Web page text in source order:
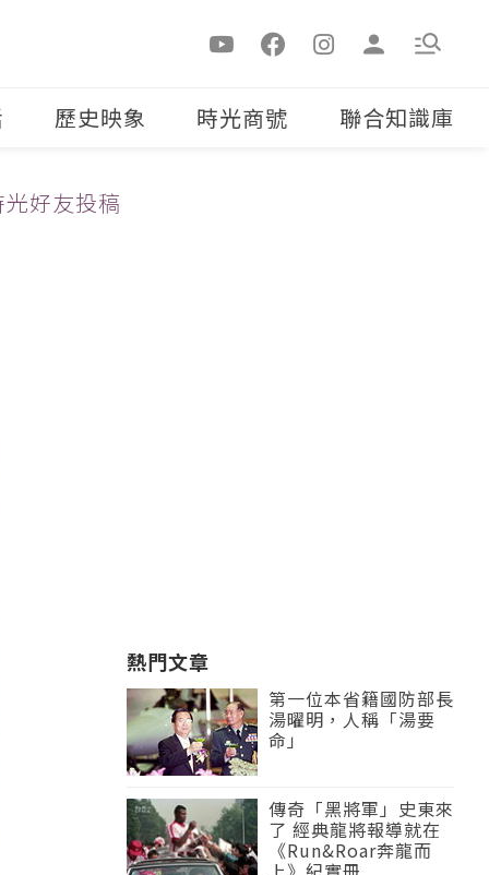
歷史映象 時光商號 聯合知識庫
光好友投稿
熱門文章
第一位本省籍國防部長
湯曜明，人稱「湯要
命」
傳奇「黑將軍」史東來
了 經典龍將報導就在
《Run&Roar奔龍而